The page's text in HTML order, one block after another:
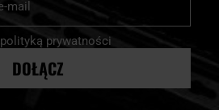
polityką prywatności
DOŁĄCZ